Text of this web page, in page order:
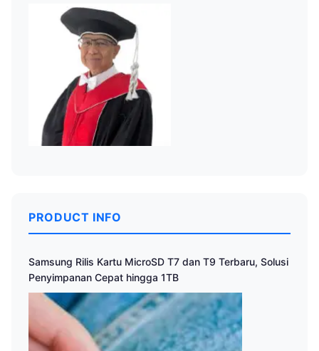
PRODUCT INFO
Samsung Rilis Kartu MicroSD T7 dan T9 Terbaru, Solusi
Penyimpanan Cepat hingga 1TB